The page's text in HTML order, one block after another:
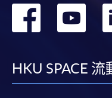
轉
HKU SPACE